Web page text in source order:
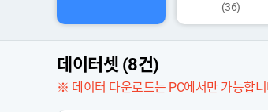
(36)
데이터셋 (8건)
※ 데이터 다운로드는 PC에서만 가능합